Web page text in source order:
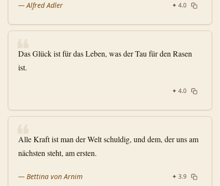
—Alfred Adler ✦ 4.0
❝
Das Glück ist für das Leben, was der Tau für den Rasen
ist.
✦ 4.0
❝
Alle Kraft ist man der Welt schuldig, und dem, der uns am
nächsten steht, am ersten.
— Bettina von Arnim ✦ 3.9